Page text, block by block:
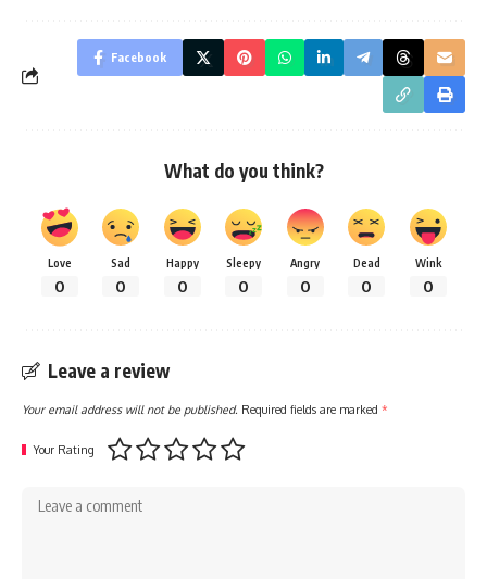
Facebook
What do you think?
Love
0
Sad
0
Happy
0
Sleepy
0
Angry
0
Dead
0
Wink
0
Leave a review
Your email address will not be published. Required fields are marked *
Your Rating